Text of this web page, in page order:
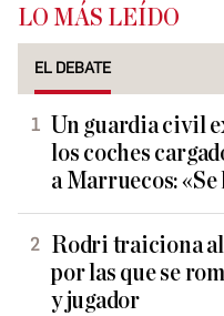
LO MÁS LEÍDO
EL DEBATE
Un guardia civil
los coches
a Marruecos: «Se
Rodri traiciona
por las que se
y jugador